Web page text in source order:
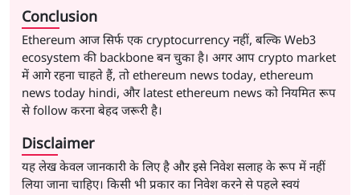
Conclusion
Ethereum आज सिर्फ एक cryptocurrency नहीं, बल्कि Web3
ecosystem की backbone बन चुका है। अगर आप crypto market
में आगे रहना चाहते हैं, तो ethereum news today, ethereum
news today hindi, और latest ethereum news को नियमित रूप
से follow करना बेहद जरूरी है।
Disclaimer
यह लेख केवल जानकारी के लिए है और इसे निवेश सलाह के रूप में नहीं
लिया जाना चाहिए। किसी भी प्रकार का निवेश करने से पहले स्वयं